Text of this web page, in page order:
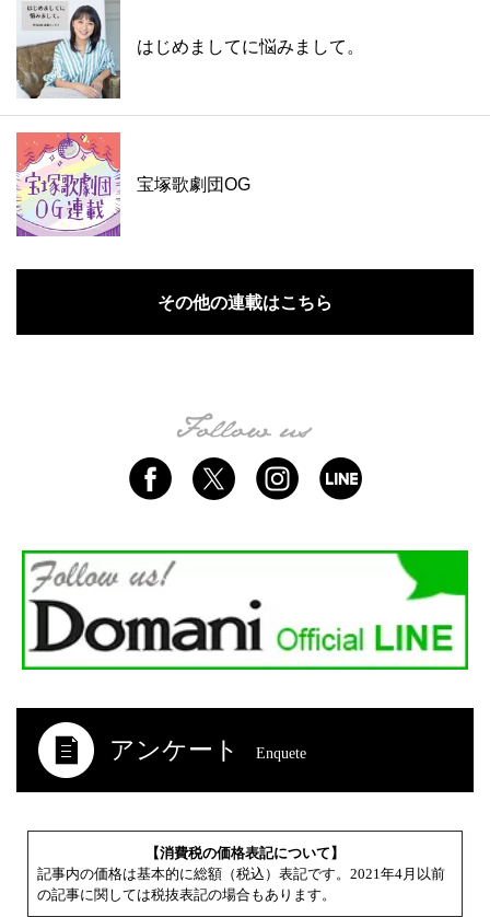
はじめましてに悩みまして。
宝塚歌劇団OG
その他の連載はこちら
アンケート Enquete
【消費税の価格表記について】
記事内の価格は基本的に総額（税込）表記です。2021年4月以前
の記事に関しては税抜表記の場合もあります。